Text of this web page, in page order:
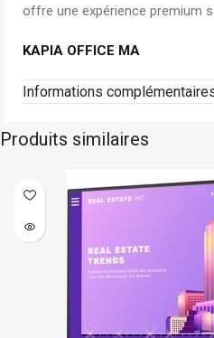
offre une expérience premium
KAPIA OFFICE MA
Informations
Produits similaires
Dell